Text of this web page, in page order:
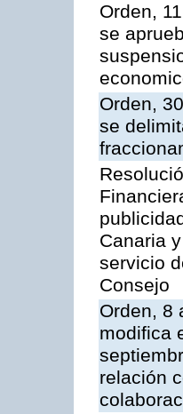
Orden,
se
Orden,
se
Canaria
servicio
Consejo
Orden, 8
modifica
relación